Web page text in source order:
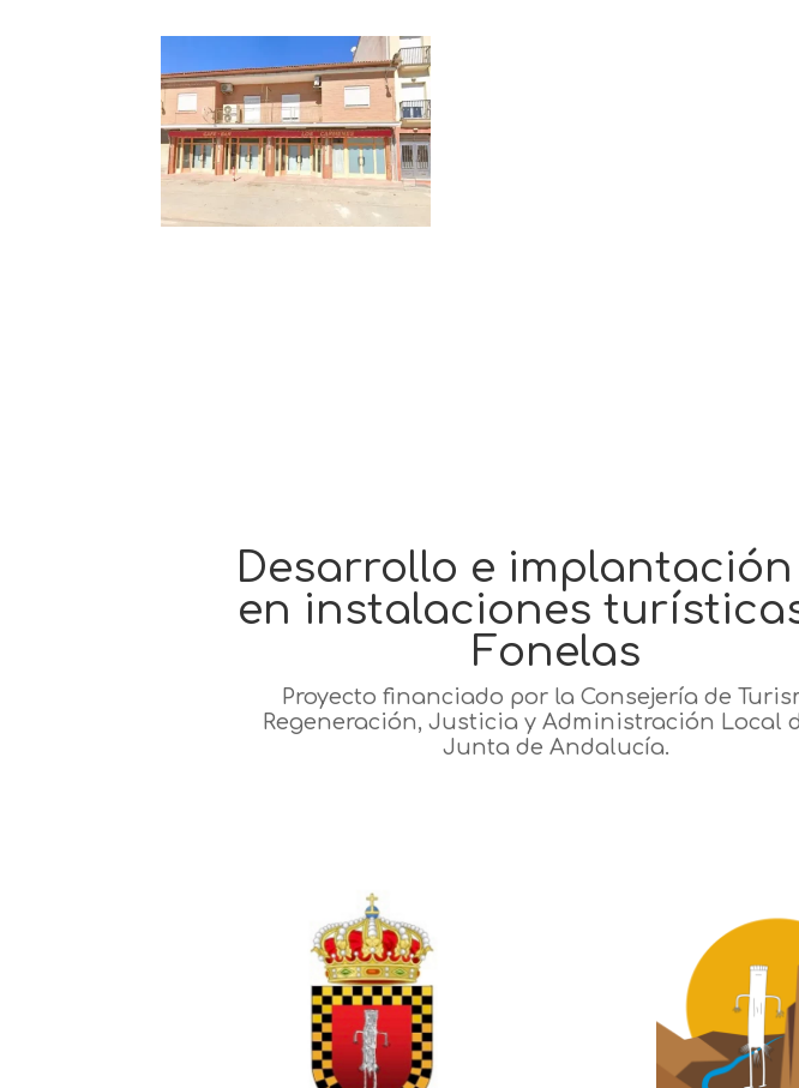
Desarrollo e implantación
en instalaciones
Fonelas
Proyecto financiado por la Consejería de
Regeneración, Justicia y Administración Local
Junta de Andalucía.